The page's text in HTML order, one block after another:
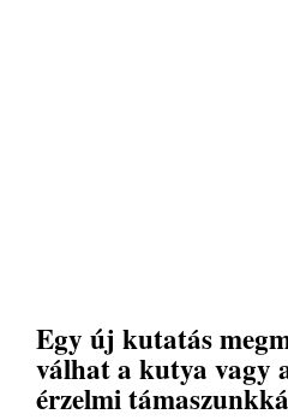
Egy új kutatás
válhat a kutya vagy
érzelmi támaszunkká